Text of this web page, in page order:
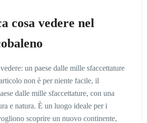
cosa vedere nel
un paese dalle mille sfaccettature
non è per niente facile, il
dalle mille sfaccettature, con una
e natura. È un luogo ideale per i
scoprire un nuovo continente,